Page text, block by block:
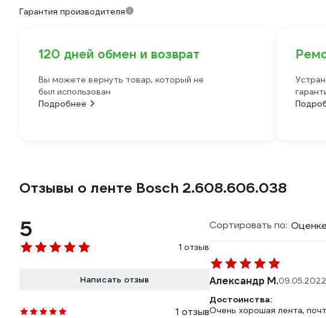
Гарантия производителя
120 дней обмен и возврат
Вы можете вернуть товар, который не
был использован
Подробнее
Отзывы о ленте Bosch 2.608.606.038
5
1 отзыв
Написать отзыв
1 отзыв
Сортировать по: Оценке
Александр М.09.05.2022
Достоинства:
Очень хорошая лента,